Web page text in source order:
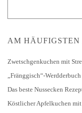
AM
Zwetschgenkuchen mit
„Fränggisch“-
Das beste Nussecken
Köstlicher Apfelkuchen mit